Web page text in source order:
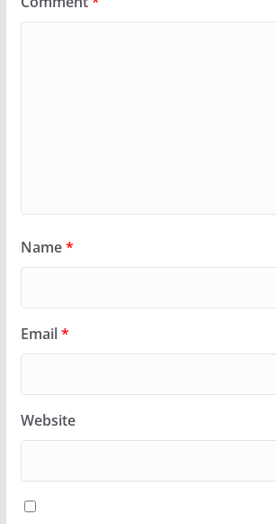
Name*
Email*
Website